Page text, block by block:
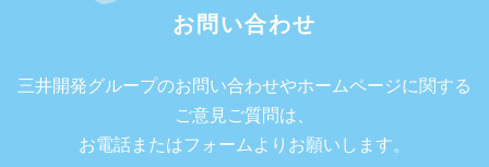
お問い合わせ
三井開発グループのお問い合わせやホームページに関する
ご意見ご質問は、
お電話またはフォームよりお願いします。